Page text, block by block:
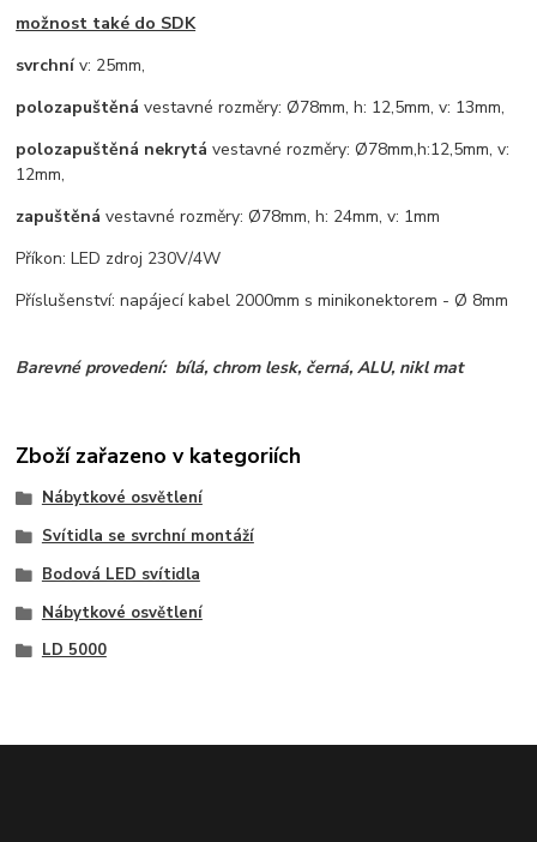
možnost také do SDK
svrchnív: 25mm,
polozapuštěná vestavné rozměry: Ø78mm, h: 12,5mm, v: 13mm,
polozapuštěná nekrytá vestavné rozměry: Ø78mm,h:12,5mm, v:
12mm,
zapuštěná vestavné rozměry: Ø78mm, h: 24mm, v: 1mm
Příkon: LED zdroj 230V/4W
Příslušenství: napájecí kabel 2000mm s minikonektorem - Ø 8mm
Barevné provedení: bílá, chrom lesk, černá, ALU, nikl mat
Zboží zařazeno v kategoriích
Nábytkové osvětlení
Svítidla se svrchní montáží
Bodová LED svítidla
Nábytkové osvětlení
LD 5000